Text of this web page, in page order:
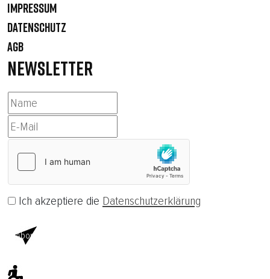
IMPRESSUM
DATENSCHUTZ
AGB
NEWSLETTER
Ich akzeptiere die Datenschutzerklärung
Abonnieren